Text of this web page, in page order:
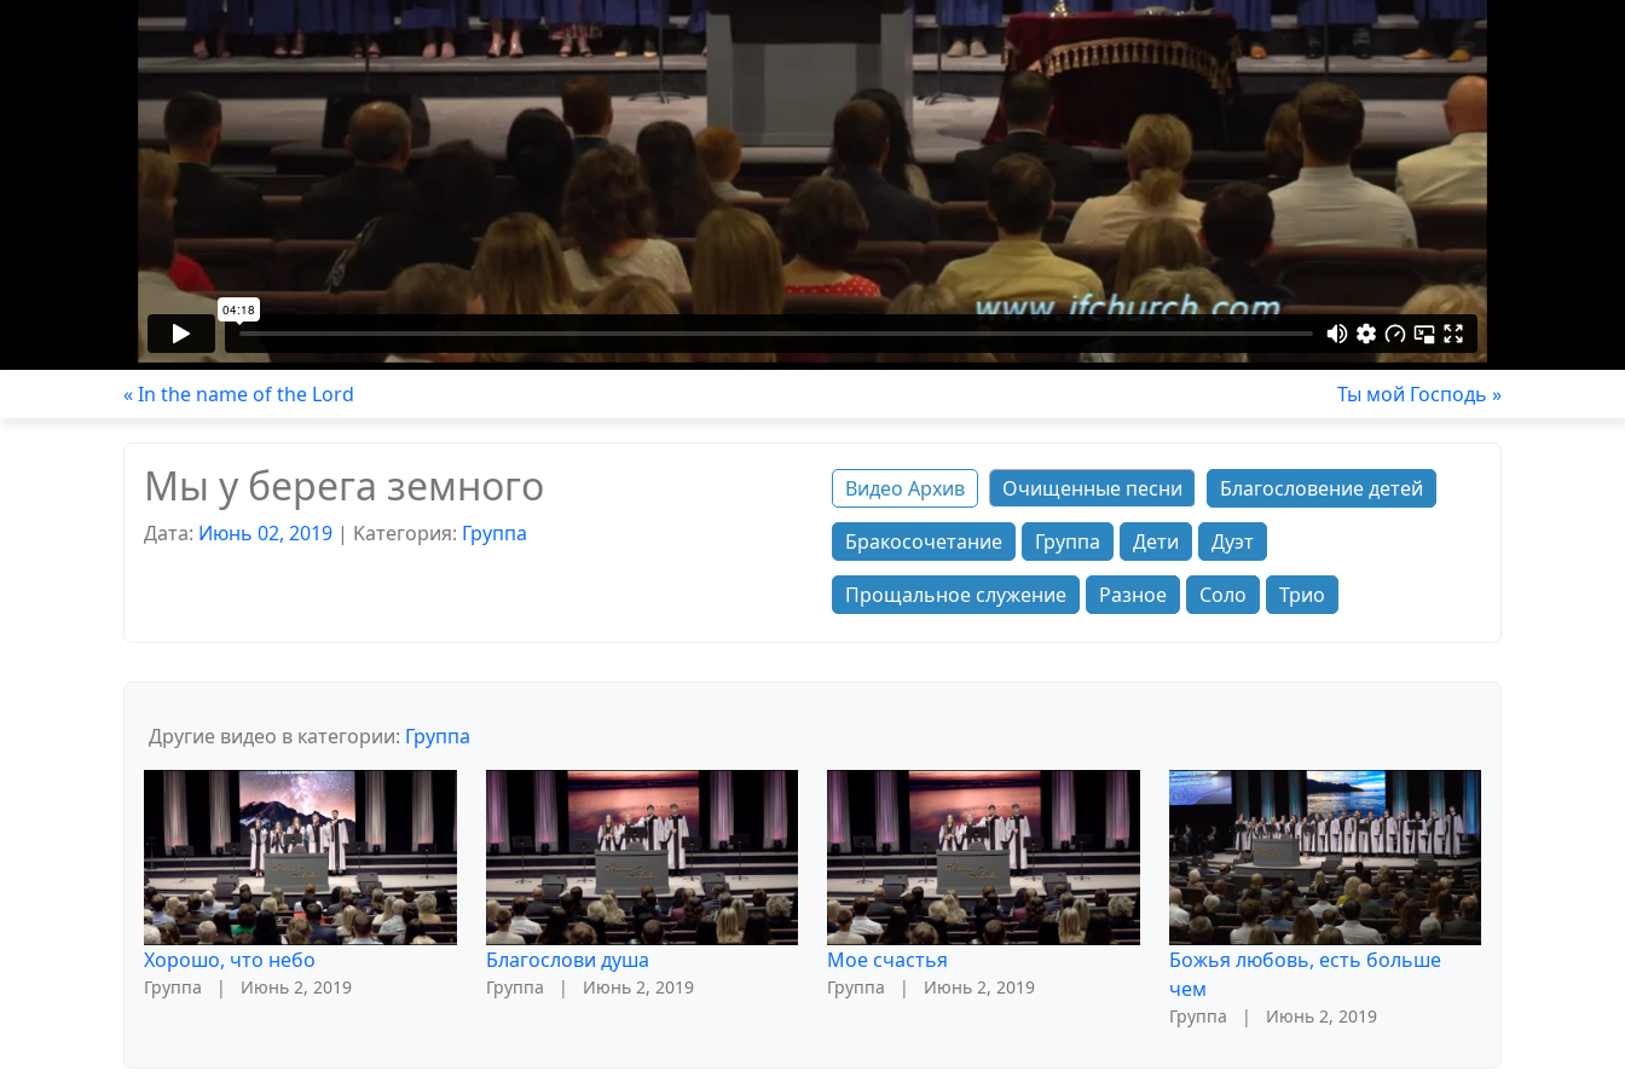
« In the name of the Lord Ты мой Господь »
Мы у берега земного
Дата: Июнь 02, 2019 | Kатегория: Группа
Видео Архив Очищенные песни
Благословение детей
Бракосочетание
Группа Дети
Дуэт
Прощальное служение
Разное Соло Трио
Другие видео в категории: Группа
Хорошо, что небо
Группа | Июнь 2, 2019
Благослови душа
Группа | Июнь 2, 2019
Мое счастья
Группа | Июнь 2, 2019
Божья любовь, есть больше
чем
Группа | Июнь 2, 2019